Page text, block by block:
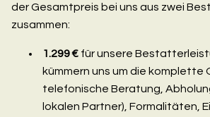
der Gesamtpreis bei uns aus zwei
zusammen:
1.299 € für unsere
kümmern uns um die komplette
telefonische Beratung,
lokalen Partner), Formalitäten,